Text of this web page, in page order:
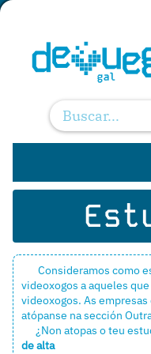
Consideramos como
videoxogos a aqueles
videoxogos. As
atópanse na sección
¿Non atopas o teu
de alta